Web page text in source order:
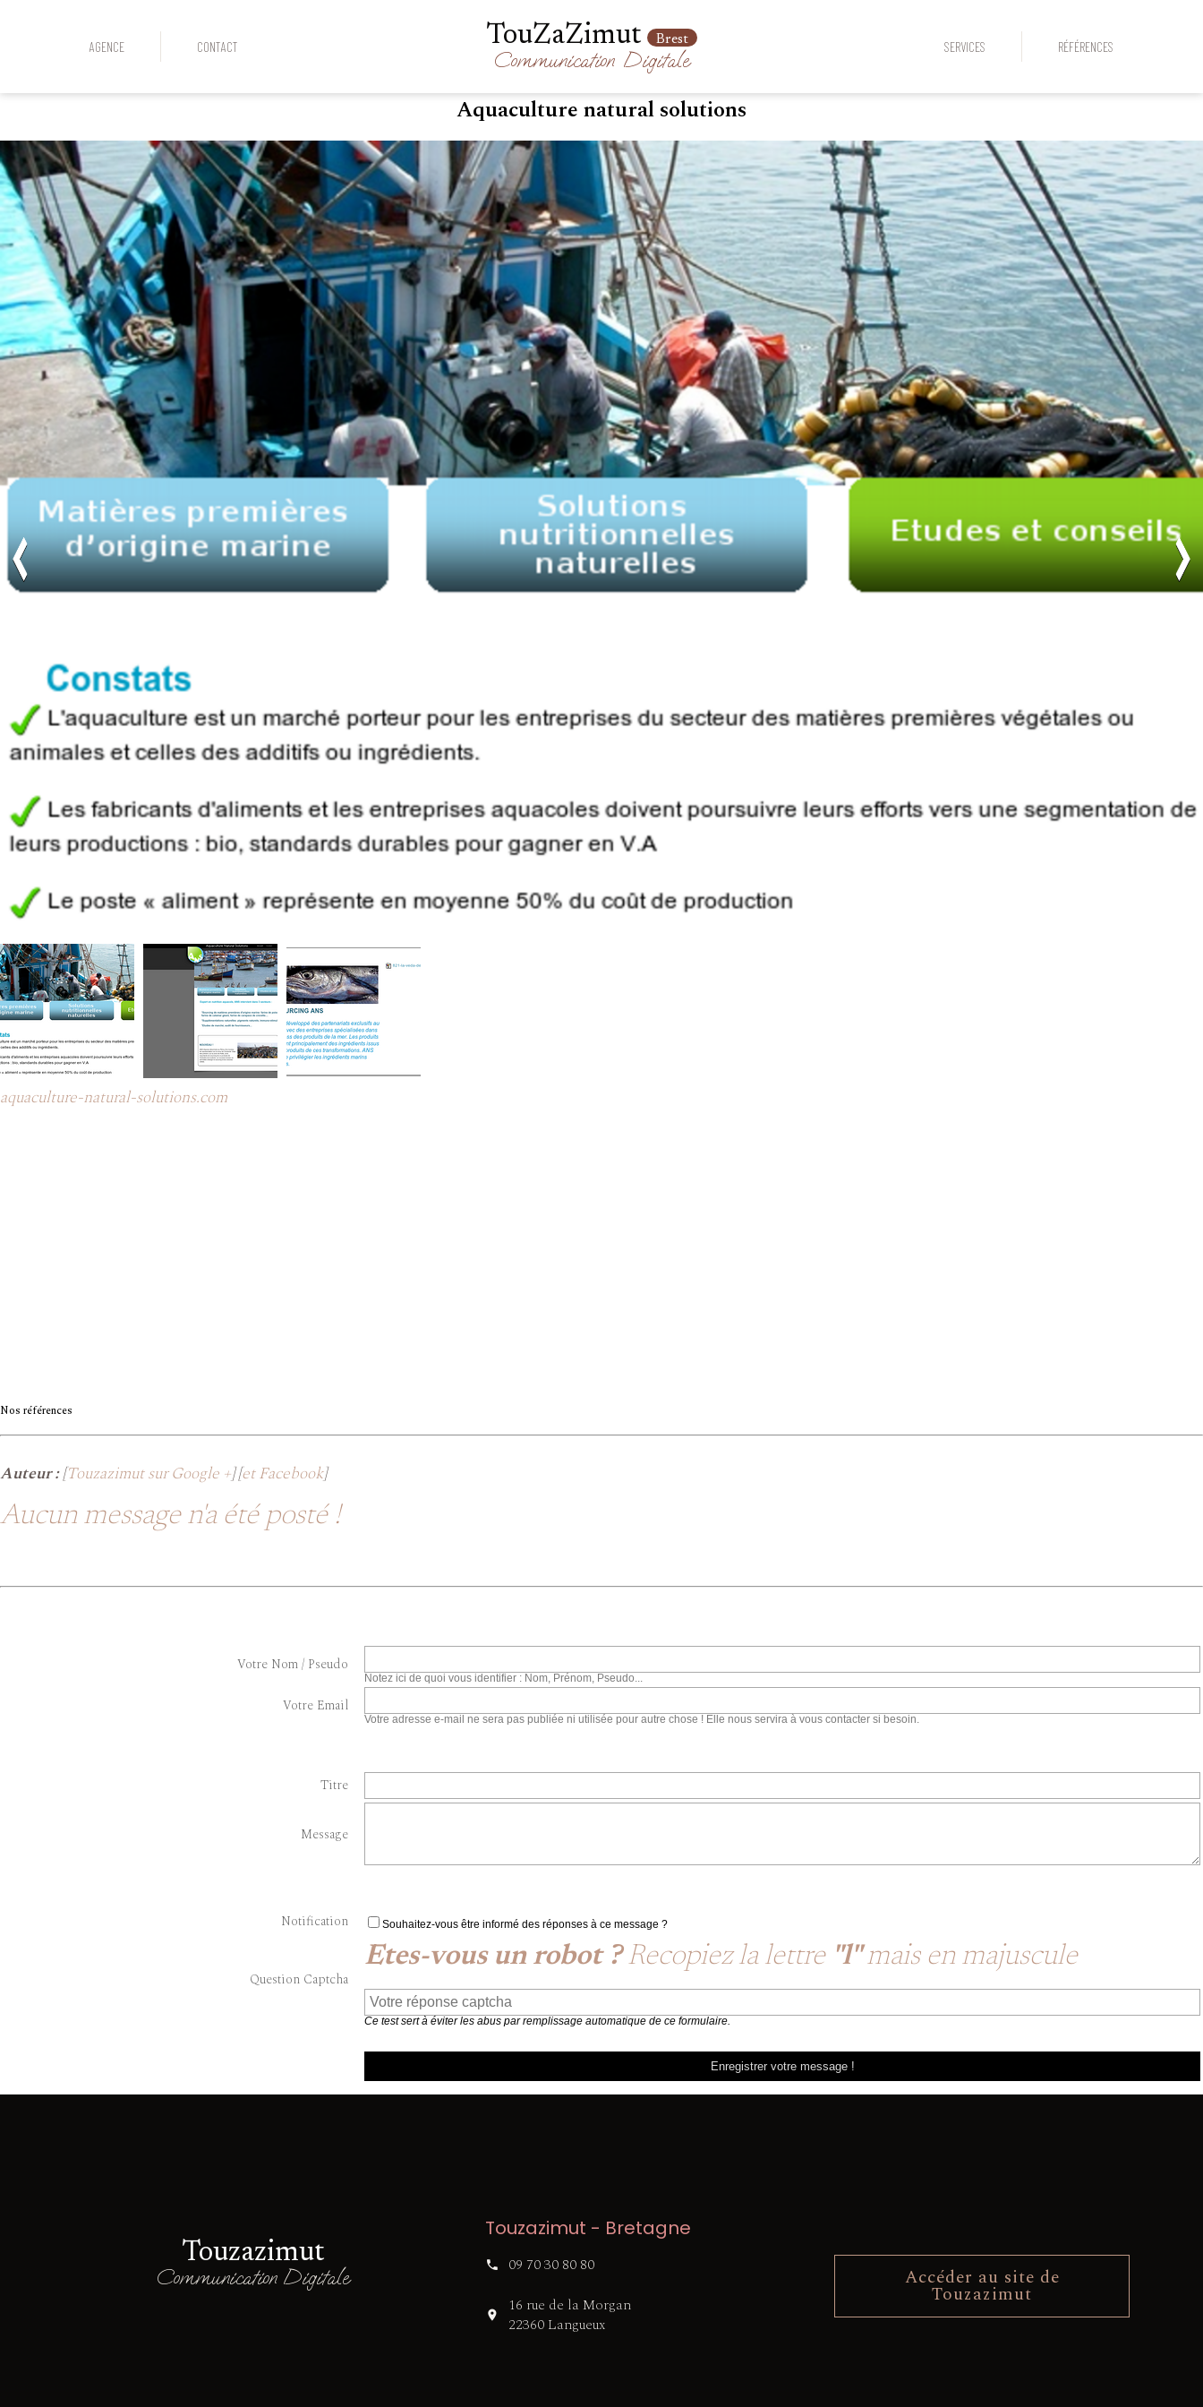
AGENCE CONTACT TouZaZimut Brest
Communication Digitale
SERVICES RÉFÉRENCES
Aquaculture natural solutions
aquaculture-natural-solutions.com
Nos références
Auteur :[Touzazimut sur Google +] [et Facebook]
Aucun message n'a été posté !
Votre Nom / Pseudo
Notez ici de quoi vous identifier : Nom, Prénom, Pseudo...
Votre Email
Votre adresse e-mail ne sera pas publiée ni utilisée pour autre chose ! Elle nous servira à vous contacter si besoin.
Titre
Message
Notification Souhaitez-vous être informé des réponses à ce message ?
Question Captcha
Etes-vous un robot ?Recopiez la lettre "l"mais en majuscule
Ce test sert à éviter les abus par remplissage automatique de ce formulaire.
Touzazimut
Communication Digitale
Touzazimut - Bretagne
09 70 30 80 80
16 rue de la Morgan
22360 Langueux
Accéder au site de
Touzazimut